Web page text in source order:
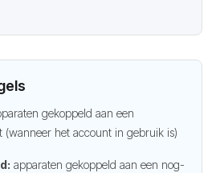
gekoppeld aan een
(wanneer het account in gebruik is)
apparaten gekoppeld aan een nog-